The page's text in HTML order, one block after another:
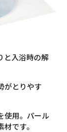
と入浴時の解
がとりやす
使用。パール
です。